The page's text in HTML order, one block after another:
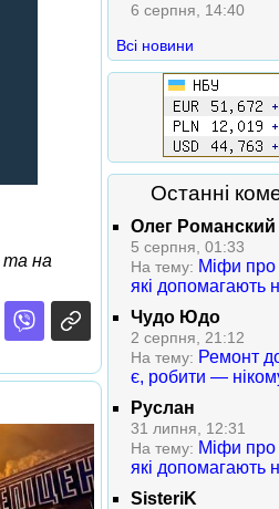
та на
6 серпня, 14:40
Всі новини
Останні
Олег Романский
5 серпня, 01:33
На тему: Міфи про
які допомагають
Чудо Юдо
2 серпня, 21:12
На тему: Ремонт
є, робити —
Руслан
31 липня, 12:31
На тему: Міфи про
які допомагають
SisteriK